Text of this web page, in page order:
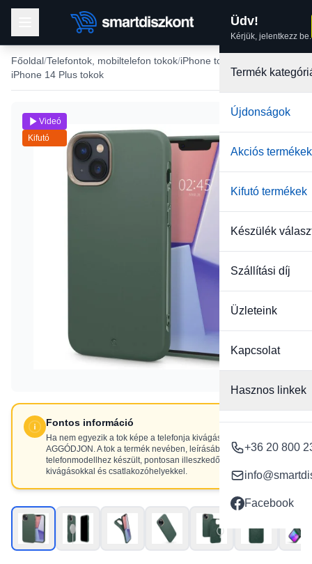
Üdv!
Kérjük, jelentkezz be.
Termék
Újdonságok
Akciós termékek
Kifutó termékek
Készülék
Szállítási díj
Üzleteink
Kapcsolat
Hasznos linkek
+36 20 800
Facebook
Főoldal Telefontok, mobiltelefon tokok iPhone tokok
iPhone 14 Plus tokok
Fontos információ
Ha nem egyezik a tok képe a telefonja kivágásaival, NE
AGGÓDJON. A tok a termék nevében, leírásában szereplő
telefonmodellhez készült, pontosan illeszkedő
kivágásokkal és csatlakozóhelyekkel.
Videó
Kifutó